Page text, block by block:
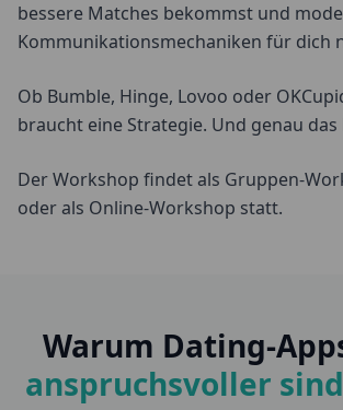
bessere Matches bekommst und
Kommunikationsmechaniken für dich
Ob Bumble, Hinge, Lovoo oder
braucht eine Strategie. Und genau das
Der Workshop findet als Gruppen-
oder als Online-Workshop statt.
Warum Dating-
anspruchsvoller